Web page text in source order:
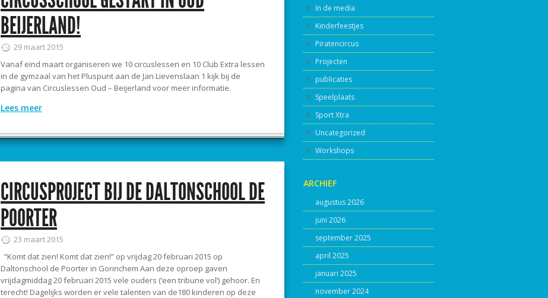
BEIJERLAND!
29 maart 2015
Vanaf eind maart organiseren we 10 circuslessen en 10 Club Extra lessen
in de gymzaal van het Pluspunt aan de Jan Lievenslaan 1 kijk bij de
pagina van Circuslessen Oud – Beijerland voor meer informatie.
Lees meer
CIRCUSPROJECT BIJ DE DALTONSCHOOL DE
POORTER
23 maart 2015
“Komt dat zien! Komt dat zien!” op vrijdag 20 februari 2015 op
Daltonschool de Poorter in Gorinchem Aan deze oproep gaven
vrijdagmiddag 20 februari 2015 vele ouders (‘een tribune vol’) gehoor. En
terecht! Dagelijks worden er vele talenten van de180 kinderen op deze
In de media
Kinderfeestjes
Piratencircus
Projecten
publicaties
Speelplaats
Sport Xtra
Uncategorized
Workshops
ARCHIEF
augustus 2026
juni 2026
september 2025
april 2025
januari 2025
november 2024